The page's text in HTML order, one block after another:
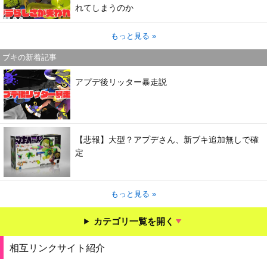
れてしまうのか
もっと見る »
ブキの新着記事
アプデ後リッター暴走説
【悲報】大型？アプデさん、新ブキ追加無しで確
定
もっと見る »
カテゴリ一覧を開く
相互リンクサイト紹介